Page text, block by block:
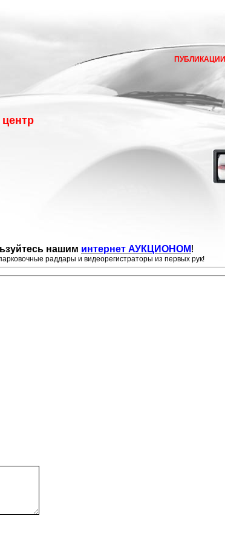
ПУБЛИКАЦИИ
нашим интернет АУКЦИОНОМ!
раддары и видеорегистраторы из первых рук!